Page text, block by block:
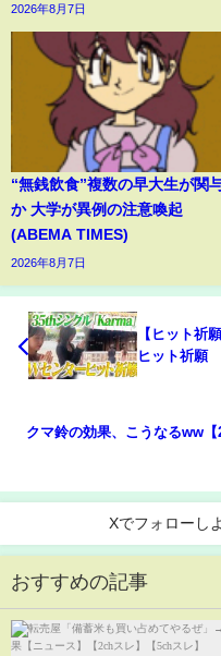
2026年8月7日
“無銭飲食”複数の早大生が関
か 大学が異例の注意喚起
(ABEMA TIMES)
2026年8月7日
【ヒット祈
ヒット祈願
クマ鈴の効果、こうなるww
Xでフォローし
おすすめの記事